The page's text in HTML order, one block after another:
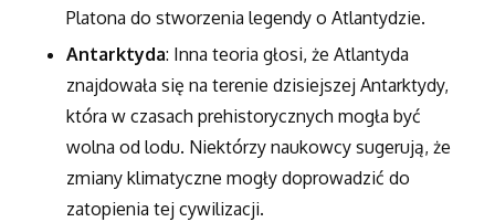
Platona do stworzenia legendy o Atlantydzie.
Antarktyda: Inna teoria głosi, że Atlantyda
znajdowała się na terenie dzisiejszej Antarktydy,
która w czasach prehistorycznych mogła być
wolna od lodu. Niektórzy naukowcy sugerują, że
zmiany klimatyczne mogły doprowadzić do
zatopienia tej cywilizacji.